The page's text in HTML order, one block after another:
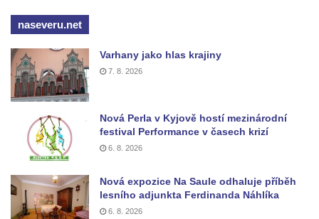
Kostel svatého Vendelína v Perštejně
Ohří
Evangelická modlitebna u autobusového
nádraží v Dubé
Hřbitovní kaple ve Velkém Šenově
Kaple svaté Apolónie v Cítolibech
Márnice na hřbitově v Chlumčanech
Kostel svatého Klementa ve Chlumčanech
naseveru.net
Varhany jako hlas krajiny
7. 8. 2026
Nová Perla v Kyjově hostí mezinárodní
festival Performance v časech krizí
6. 8. 2026
Nová expozice Na Saule odhaluje příběh
lesního adjunkta Ferdinanda Náhlíka
6. 8. 2026